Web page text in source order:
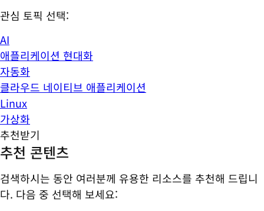
관심 토픽 선택:
AI
애플리케이션 현대화
자동화
클라우드 네이티브 애플리케이션
Linux
가상화
추천받기
추천 콘텐츠
검색하시는 동안 여러분께 유용한 리소스를 추천해 드립니
다. 다음 중 선택해 보세요: